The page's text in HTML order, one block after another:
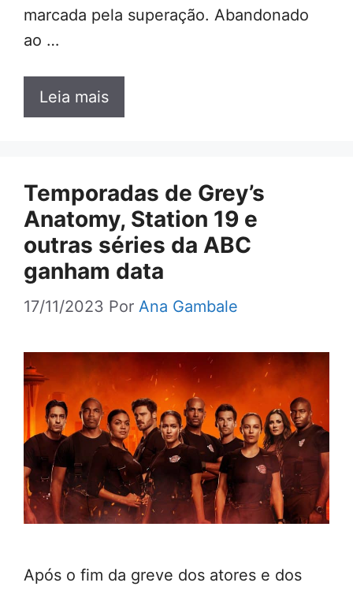
marcada pela superação. Abandonado
ao …
Leia mais
Temporadas de Grey’s
Anatomy, Station 19 e
outras séries da ABC
ganham data
17/11/2023 Por Ana Gambale
Após o fim da greve dos atores e dos